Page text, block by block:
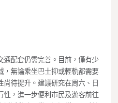
通配套仍需完善。目前，僅有少
，無論乘坐巴士抑或輕軌都需要
尚待提升。建議研究在周六、日
性，進一步便利市民及遊客前往